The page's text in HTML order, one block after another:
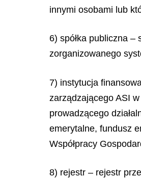
innymi osobami lub
6) spółka publiczna
zorganizowanego
7) instytucja
zarządzającego ASI
prowadzącego
emerytalne, fundusz
Współpracy
8) rejestr – rejestr